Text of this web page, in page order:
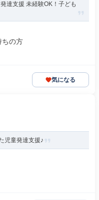
達支援 未経験OK！子ども
の方
気になる
児童発達支援♪